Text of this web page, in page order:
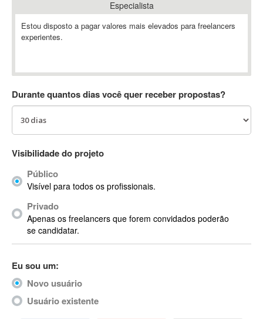
Ableton Push
Abstract
AC3
ACID Pro
ACPI
Acrobat
Acrobat X
Acronis
ACT
Actimize
ActionScript
ActionScript 3
Especialista
Estou disposto a pagar valores mais elevados para freelancers
experientes.
Durante quantos dias você quer receber propostas?
Visibilidade do projeto
Público
Visível para todos os profissionais.
Privado
Apenas os freelancers que forem convidados poderão
se candidatar.
Eu sou um:
Novo usuário
Usuário existente